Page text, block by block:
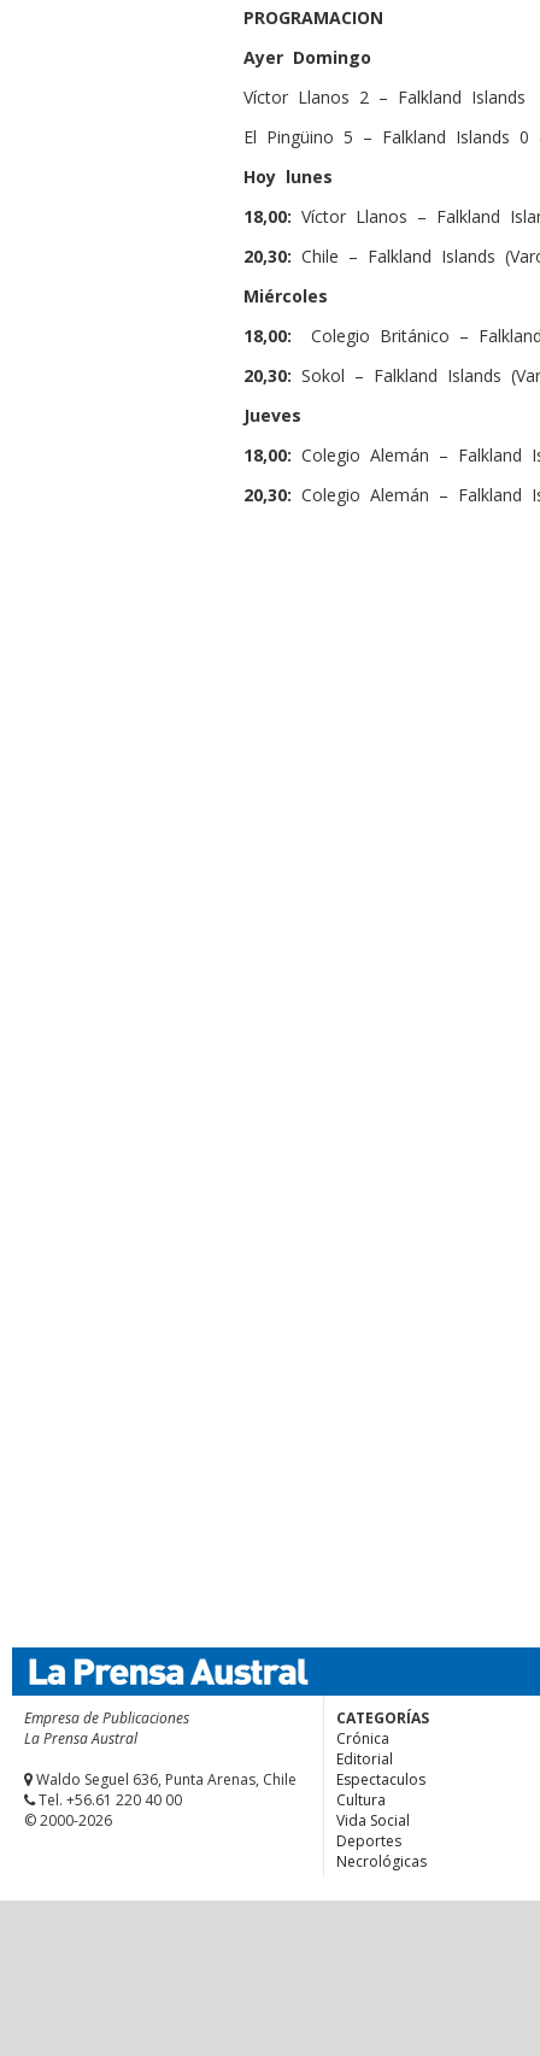
PROGRAMACION
Ayer Domingo
Víctor Llanos 2 – Falkland Islands
El Pingüino 5 – Falkland Islands 0
Hoy lunes
18,00: Víctor Llanos – Falkland
20,30: Chile – Falkland Islands
Miércoles
18,00:
Colegio Británico –
20,30: Sokol – Falkland Islands
Jueves
18,00: Colegio Alemán – Falkland
20,30: Colegio Alemán – Falkland
Empresa de Publicaciones
La Prensa Austral
Waldo Seguel 636, Punta Arenas, Chile
Tel. +56.61 220 40 00
© 2000-2026
CATEGORÍAS
Crónica
Editorial
Espectaculos
Cultura
Vida Social
Deportes
Necrológicas